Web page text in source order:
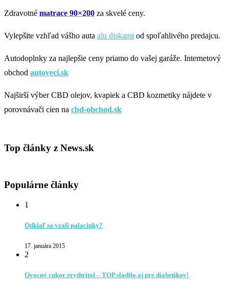
Zdravotné matrace 90×200 za skvelé ceny.
Vylepšite vzhľad vášho auta alu diskami od spoľahlivého predajcu.
Autodoplnky za najlepšie ceny priamo do vašej garáže. Internetový
obchod autoveci.sk
Najširší výber CBD olejov, kvapiek a CBD kozmetiky nájdete v
porovnávači cien na cbd-obchod.sk
Top články z News.sk
Populárne články
1
Odkiaľ sa vzali palacinky?
17. januára 2015
2
Ovocný cukor erythritol – TOP sladilo aj pre diabetikov!